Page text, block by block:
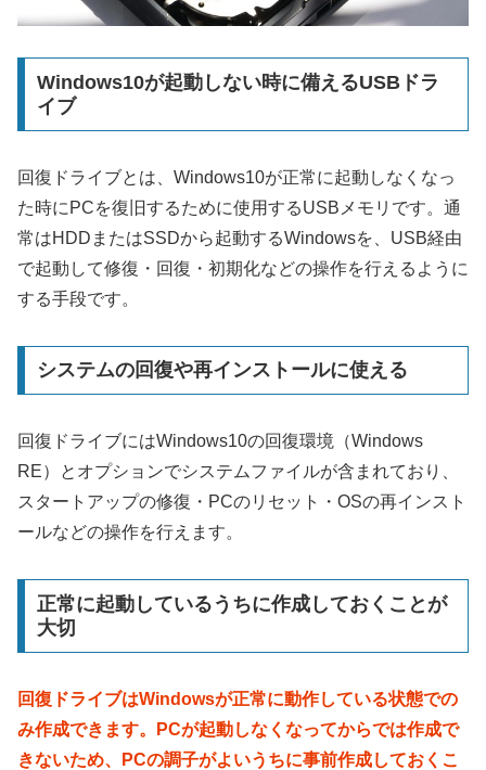
Windows10が起動しない時に備えるUSBドラ
イブ
回復ドライブとは、Windows10が正常に起動しなくなっ
た時にPCを復旧するために使用するUSBメモリです。通
常はHDDまたはSSDから起動するWindowsを、USB経由
で起動して修復・回復・初期化などの操作を行えるように
する手段です。
システムの回復や再インストールに使える
回復ドライブにはWindows10の回復環境（Windows
RE）とオプションでシステムファイルが含まれており、
スタートアップの修復・PCのリセット・OSの再インスト
ールなどの操作を行えます。
正常に起動しているうちに作成しておくことが
大切
回復ドライブはWindowsが正常に動作している状態での
み作成できます。PCが起動しなくなってからでは作成で
きないため、PCの調子がよいうちに事前作成しておくこ